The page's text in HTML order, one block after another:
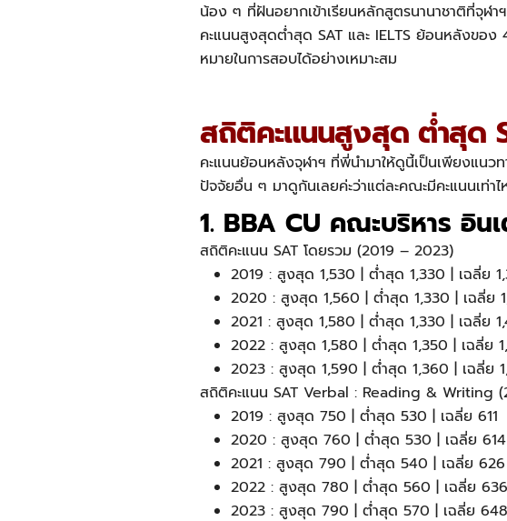
น้อง ๆ ที่ฝันอยากเข้าเรียนหลักสูตรนานาชาติที่จุฬา
คะแนนสูงสุดต่ำสุด SAT และ IELTS ย้อนหลังขอ
หมายในการสอบได้อย่างเหมาะสม
สถิติคะแนนสูงสุด ต่ำสุด
คะแนนย้อนหลังจุฬาฯ ที่พี่นำมาให้ดูนี้เป็นเพียงแนว
ปัจจัยอื่น ๆ มาดูกันเลยค่ะว่าแต่ละคณะมีคะแนนเท่าไ
1. BBA CU คณะบริหาร อิน
สถิติคะแนน SAT โดยรวม (2019 – 2023)
2019 : สูงสุด 1,530 | ต่ำสุด 1,330 | เฉลี่ย
2020 : สูงสุด 1,560 | ต่ำสุด 1,330 | เฉลี่ย
2021 : สูงสุด 1,580 | ต่ำสุด 1,330 | เฉลี่ย
2022 : สูงสุด 1,580 | ต่ำสุด 1,350 | เฉลี่ย
2023 : สูงสุด 1,590 | ต่ำสุด 1,360 | เฉลี่ย
สถิติคะแนน SAT Verbal : Reading & Writing
2019 : สูงสุด 750 | ต่ำสุด 530 | เฉลี่ย 611
2020 : สูงสุด 760 | ต่ำสุด 530 | เฉลี่ย 614
2021 : สูงสุด 790 | ต่ำสุด 540 | เฉลี่ย 626
2022 : สูงสุด 780 | ต่ำสุด 560 | เฉลี่ย 636
2023 : สูงสุด 790 | ต่ำสุด 570 | เฉลี่ย 648